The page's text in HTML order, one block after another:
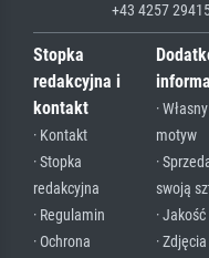
+43 4257
Stopka
redakcyjna i
kontakt
· Kontakt
· Stopka
redakcyjna
· Regulamin
· Ochrona
· Własny
motyw
·
swoją
· Jakość
· Zdjęcia